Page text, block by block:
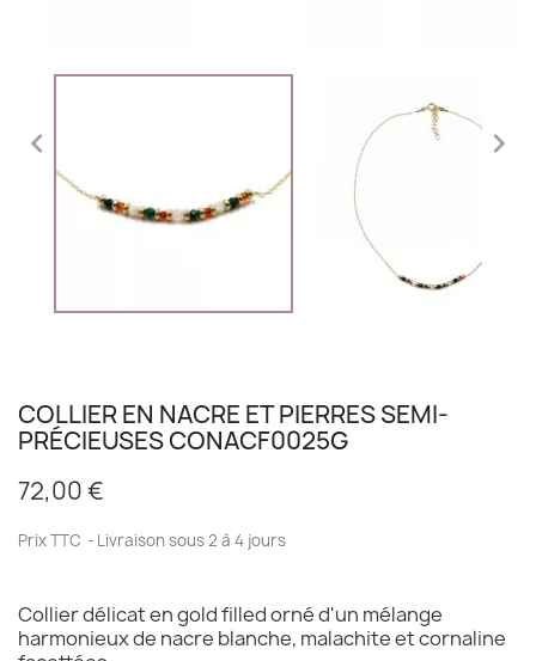
 
COLLIER EN NACRE ET PIERRES SEMI-
PRÉCIEUSES CONACF0025G
72,00 €
Prix TTC Livraison sous 2 à 4 jours
Collier délicat en gold filled orné d'un mélange
harmonieux de nacre blanche, malachite et cornaline